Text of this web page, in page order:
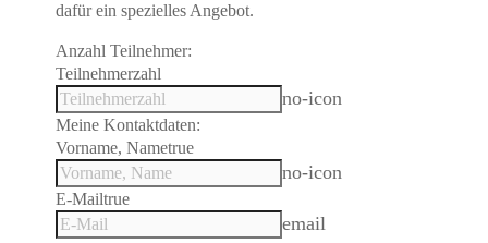
dafür ein spezielles Angebot.
Anzahl Teilnehmer:
Teilnehmerzahl
no-icon
Meine Kontaktdaten:
Vorname, Nametrue
no-icon
E-Mailtrue
email